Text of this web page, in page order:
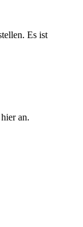
Es ist
an.